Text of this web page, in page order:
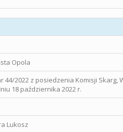
Opola
44/2022 z posiedzenia Komisji Skarg,
18 października 2022 r.
Lukosz